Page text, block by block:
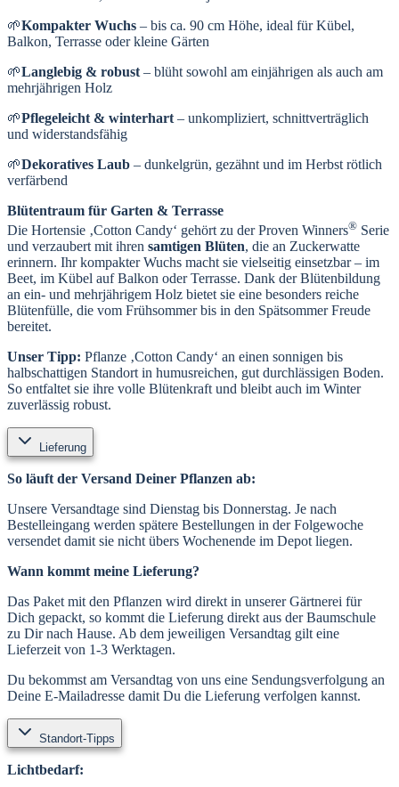
🌱Kompakter Wuchs – bis ca. 90 cm Höhe, ideal für Kübel,
Balkon, Terrasse oder kleine Gärten
🌱Langlebig & robust – blüht sowohl am einjährigen als auch am
mehrjährigen Holz
🌱Pflegeleicht & winterhart – unkompliziert, schnittverträglich
und widerstandsfähig
🌱Dekoratives Laub – dunkelgrün, gezähnt und im Herbst rötlich
verfärbend
Blütentraum für Garten & Terrasse
Die Hortensie ‚Cotton Candy‘ gehört zu der Proven Winners® Serie
und verzaubert mit ihren samtigen Blüten, die an Zuckerwatte
erinnern. Ihr kompakter Wuchs macht sie vielseitig einsetzbar – im
Beet, im Kübel auf Balkon oder Terrasse. Dank der Blütenbildung
an ein- und mehrjährigem Holz bietet sie eine besonders reiche
Blütenfülle, die vom Frühsommer bis in den Spätsommer Freude
bereitet.
Unser Tipp: Pflanze ‚Cotton Candy‘ an einen sonnigen bis
halbschattigen Standort in humusreichen, gut durchlässigen Boden.
So entfaltet sie ihre volle Blütenkraft und bleibt auch im Winter
zuverlässig robust.
Lieferung
So läuft der Versand Deiner Pflanzen ab:
Unsere Versandtage sind Dienstag bis Donnerstag. Je nach
Bestelleingang werden spätere Bestellungen in der Folgewoche
versendet damit sie nicht übers Wochenende im Depot liegen.
Wann kommt meine Lieferung?
Das Paket mit den Pflanzen wird direkt in unserer Gärtnerei für
Dich gepackt, so kommt die Lieferung direkt aus der Baumschule
zu Dir nach Hause. Ab dem jeweiligen Versandtag gilt eine
Lieferzeit von 1-3 Werktagen.
Du bekommst am Versandtag von uns eine Sendungsverfolgung an
Deine E-Mailadresse damit Du die Lieferung verfolgen kannst.
Standort-Tipps
Lichtbedarf: